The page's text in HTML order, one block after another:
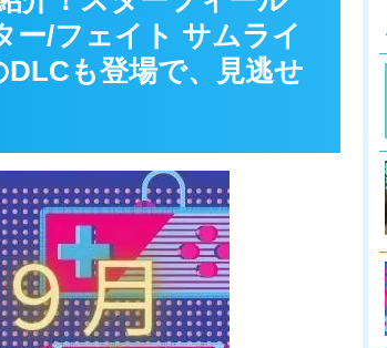
ー/フェイト サムライ
も登場で、見逃せ